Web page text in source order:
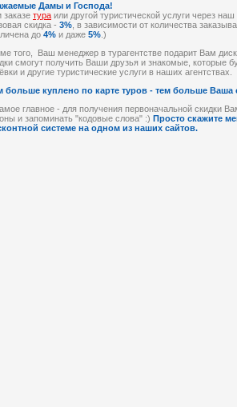
Дамы и Господа!
заказе тура или другой туристической услуги через
скидка - 3%, в зависимости от количества
до 4% и даже 5%.)
того, Ваш менеджер в турагентстве подарит Вам
смогут получить Ваши друзья и знакомые, которые
и другие туристические услуги в наших агентствах.
больше куплено по карте туров - тем больше Ваша
главное - для получения первоначальной скидки
и запоминать "кодовые слова" :) Просто скажите
системе на одном из наших сайтов.